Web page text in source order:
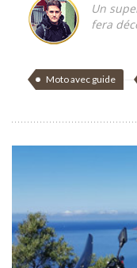
Un
fera
Moto avec guide